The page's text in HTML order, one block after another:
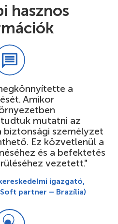
hasznos
a
Amikor
mutatni az
biztonsági személyzet
Ez közvetlenül a
és a befektetés
vezetett."
igazgató,
partner – Brazília)